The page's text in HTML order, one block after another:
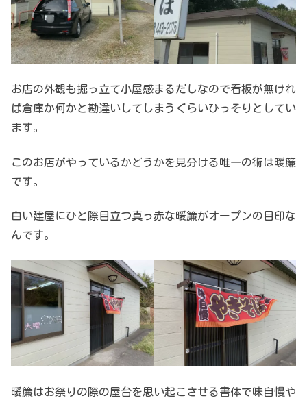
お店の外観も掘っ立て小屋感まるだしなので看板が無けれ
ば倉庫か何かと勘違いしてしまうぐらいひっそりとしてい
ます。
このお店がやっているかどうかを見分ける唯一の術は暖簾
です。
白い建屋にひと際目立つ真っ赤な暖簾がオープンの目印な
んです。
暖簾はお祭りの際の屋台を思い起こさせる書体で味自慢や